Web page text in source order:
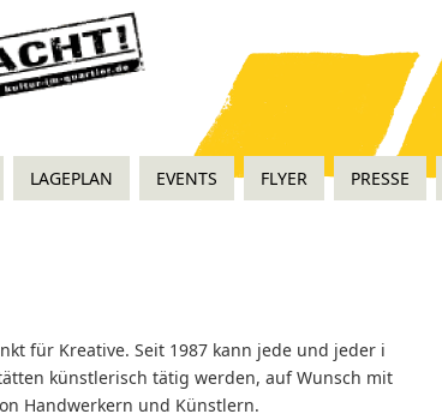
LAGEPLAN EVENTS FLYER PRESSE
für Kreative. Seit 1987 kann jede und jeder i
künstlerisch tätig werden, auf Wunsch mit
Handwerkern und Künstlern.